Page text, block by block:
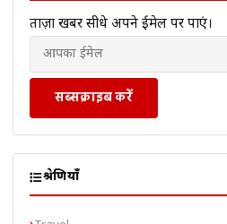
ताज़ा खबरें सीधे अपने ईमेल पर पाएं।
सब्सक्राइब करें
श्रेणियाँ